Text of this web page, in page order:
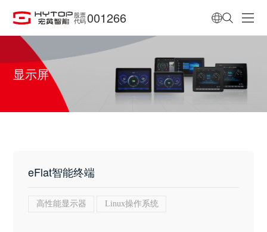
股票
代码 001266
显示屏
eFlat智能终端
高性能显示器 Linux操作系统